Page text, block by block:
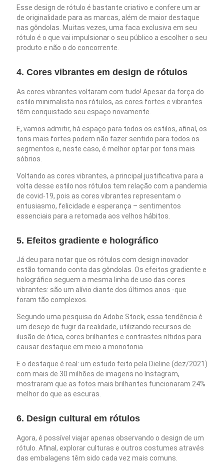
Esse design de rótulo é bastante criativo e confere um ar
de originalidade para as marcas, além de maior destaque
nas gôndolas. Muitas vezes, uma faca exclusiva em seu
rótulo é o que vai impulsionar o seu público a escolher o seu
produto e não o do concorrente.
4. Cores vibrantes em design de rótulos
As cores vibrantes voltaram com tudo! Apesar da força do
estilo minimalista nos rótulos, as cores fortes e vibrantes
têm conquistado seu espaço novamente.
E, vamos admitir, há espaço para todos os estilos, afinal, os
tons mais fortes podem não fazer sentido para todos os
segmentos e, neste caso, é melhor optar por tons mais
sóbrios.
Voltando as cores vibrantes, a principal justificativa para a
volta desse estilo nos rótulos tem relação com a pandemia
de covid-19, pois as cores vibrantes representam o
entusiasmo, felicidade e esperança – sentimentos
essenciais para a retomada aos velhos hábitos.
5. Efeitos gradiente e holográfico
Já deu para notar que os rótulos com design inovador
estão tomando conta das gôndolas. Os efeitos gradiente e
holográfico seguem a mesma linha de uso das cores
vibrantes: são um alívio diante dos últimos anos -que
foram tão complexos.
Segundo uma pesquisa do Adobe Stock, essa tendência é
um desejo de fugir da realidade, utilizando recursos de
ilusão de ótica, cores brilhantes e contrastes nítidos para
causar destaque em meio a monotonia.
E o destaque é real: um estudo feito pela Dieline (dez/2021)
com mais de 30 milhões de imagens no Instagram,
mostraram que as fotos mais brilhantes funcionaram 24%
melhor do que as escuras.
6. Design cultural em rótulos
Agora, é possível viajar apenas observando o design de um
rótulo. Afinal, explorar culturas e outros costumes através
das embalagens têm sido cada vez mais comuns.